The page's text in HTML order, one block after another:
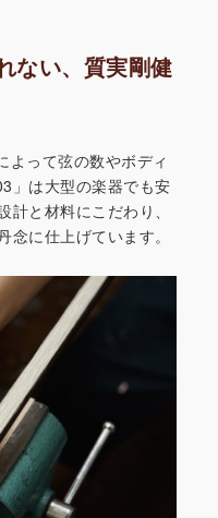
ない、質実剛健
よって弦の数やボディ
」は大型の楽器でも安
計と材料にこだわり、
念に仕上げています。